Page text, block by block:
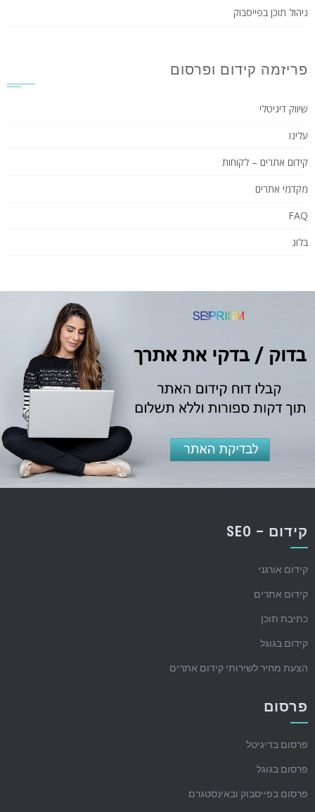
ניהול תוכן בפייסבוק
פריזמה קידום ופרסום
שיווק דיגיטלי
עלינו
קידום אתרים – לקוחות
מקדמי אתרים
FAQ
בלוג
קידום – SEO
קידום אורגני
קידום אתרים
כתיבת תוכן
קידום בגוגל
הצעת מחיר לשירותי קידום אתרים
פרסום
פרסום בדיגיטל
פרסום בגוגל
פרסום בפייסבוק ובאינסטגרם